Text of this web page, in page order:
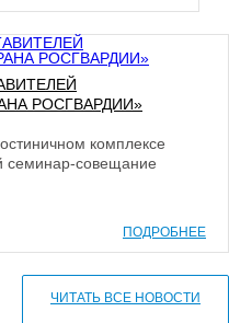
РОСГВАРДИИ»
комплексе
семинар-совещание
ПОДРОБНЕЕ
ЧИТАТЬ ВСЕ НОВОСТИ